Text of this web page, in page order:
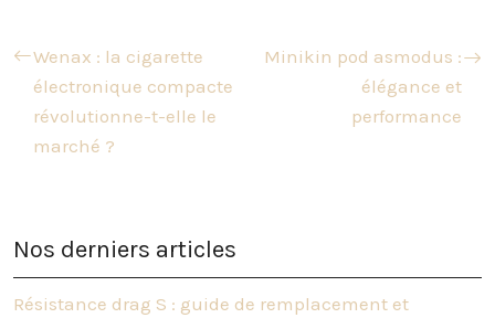
Wenax : la cigarette
électronique compacte
révolutionne-t-elle le
marché ?
Minikin pod asmodus :
élégance et
performance
Nos derniers articles
Résistance drag S : guide de remplacement et